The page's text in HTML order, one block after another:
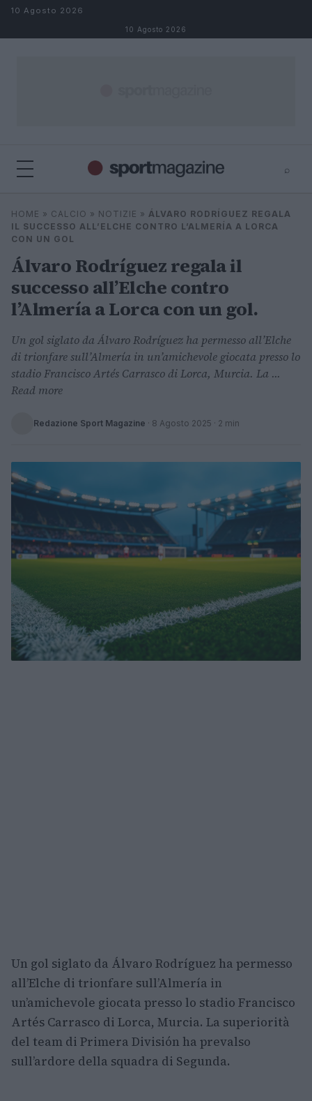
Salta al contenuto
10 Agosto 2026
10 Agosto 2026
⌕
Cerca
⌕ ×
HOME » CALCIO » NOTIZIE » ÁLVARO RODRÍGUEZ REGALA
IL SUCCESSO ALL’ELCHE CONTRO L’ALMERÍA A LORCA
CON UN GOL
Álvaro Rodríguez regala il
successo all’Elche contro
l’Almería a Lorca con un gol.
Un gol siglato da Álvaro Rodríguez ha permesso all’Elche
di trionfare sull’Almería in un’amichevole giocata presso lo
stadio Francisco Artés Carrasco di Lorca, Murcia. La ...
Read more
Redazione Sport Magazine · 8 Agosto 2025 · 2 min
Un gol siglato da Álvaro Rodríguez ha permesso
all’Elche di trionfare sull’Almería in
un’amichevole giocata presso lo stadio Francisco
Artés Carrasco di Lorca, Murcia. La superiorità
del team di Primera División ha prevalso
sull’ardore della squadra di Segunda.